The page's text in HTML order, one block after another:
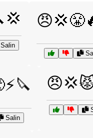
lainnya untuk
Angry
dengan emoji
Salin